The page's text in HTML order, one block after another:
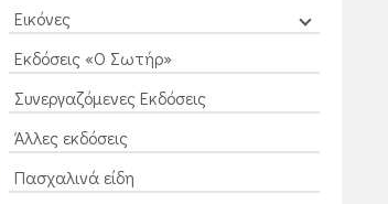
Εικόνες
Εκδόσεις «Ο Σωτήρ»
Συνεργαζόμενες Εκδόσεις
Άλλες εκδόσεις
Πασχαλινά είδη